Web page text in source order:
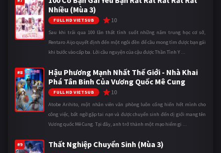
Nhiều (Mùa 3)
FULL HD VIETSUB 10
Sau khi trải qua 100 lần thất tình suốt những năm trung học cơ sở,
Rentaro Aijo quyết định đến một ngôi đền để cầu mong tìm được bạn gái
khi bước vào cấp ba. Lời cầu nguyện của cậu được Thần Tình Y ...
#8
Hậu Phương Mạnh Nhất Thế Giới - Nhà Khai
Phá Tân Binh Của Vương Quốc Mê Cung
FULL HD VIETSUB 10
Atobe Arihito, một nhân viên văn phòng luôn cống hiến hết mình cho
công việc, bất ngờ gặp tai nạn và được chuyển sinh đến dị giới mang tên
Vương quốc Mê Cung. Tại đây, anh trở thành một mạo hiểm gi ...
#9 Thất Nghiệp Chuyển Sinh (Mùa 3)